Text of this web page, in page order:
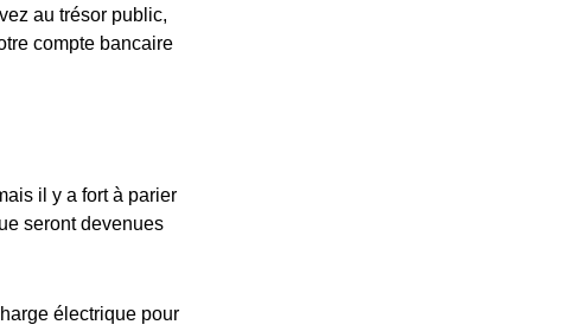
au trésor public,
compte bancaire
il y a fort à parier
seront devenues
électrique pour